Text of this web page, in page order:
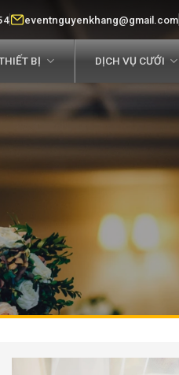
eventnguyenkhang@gmail.com
BỊ DỊCH VỤ CƯỚI